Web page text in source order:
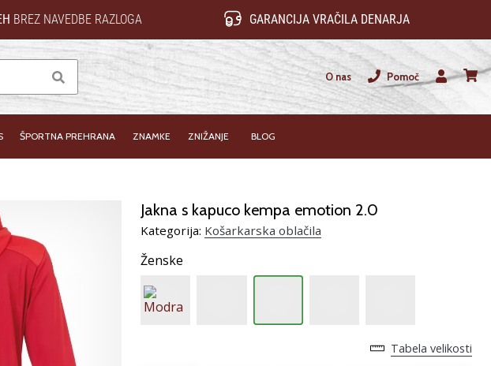
BREZ NAVEDBE RAZLOGA GARANCIJA VRAČILA DENARJA
Iskanje O nas
Pomoč
Uporabnik
ŠPORTNA PREHRANA ZNAMKE ZNIŽANJE BLOG
Jakna s kapuco kempa emotion 2.0
Kategorija: Košarkarska oblačila
Ženske
Tabela velikosti